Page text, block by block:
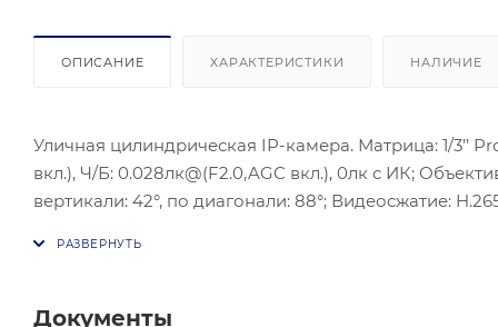
ОПИСАНИЕ ХАРАКТЕРИСТИКИ НАЛИЧИЕ
Уличная цилиндрическая IP-камера. Матрица: 1/3’’
вкл.), Ч/Б: 0.028лк@(F2.0,AGC вкл.), 0лк с ИК;
вертикали: 42°, по диагонали: 88°; Видеосжатие:
ИК-подсветки: До 30 м; Материал корпуса: Металл,
Документы